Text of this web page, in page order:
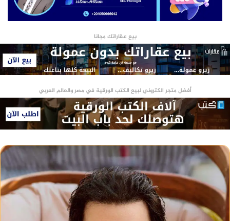
بيع عقاراتك مجانا
أفضل متجر الكتروني لبيع الكتب الورقية في مصر والعالم العربي